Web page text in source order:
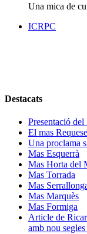
Una mica de
ICRPC
Destacats
Presentació
El mas
Una proclama
Mas Esquerrà
Mas Horta del
Mas Torrada
Mas
Mas Marquès
Mas Formiga
Article de
amb nou